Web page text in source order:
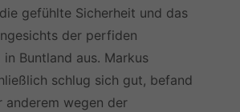
gefühlte Sicherheit und das
der perfiden
Buntland aus. Markus
schlug sich gut, befand
anderem wegen der